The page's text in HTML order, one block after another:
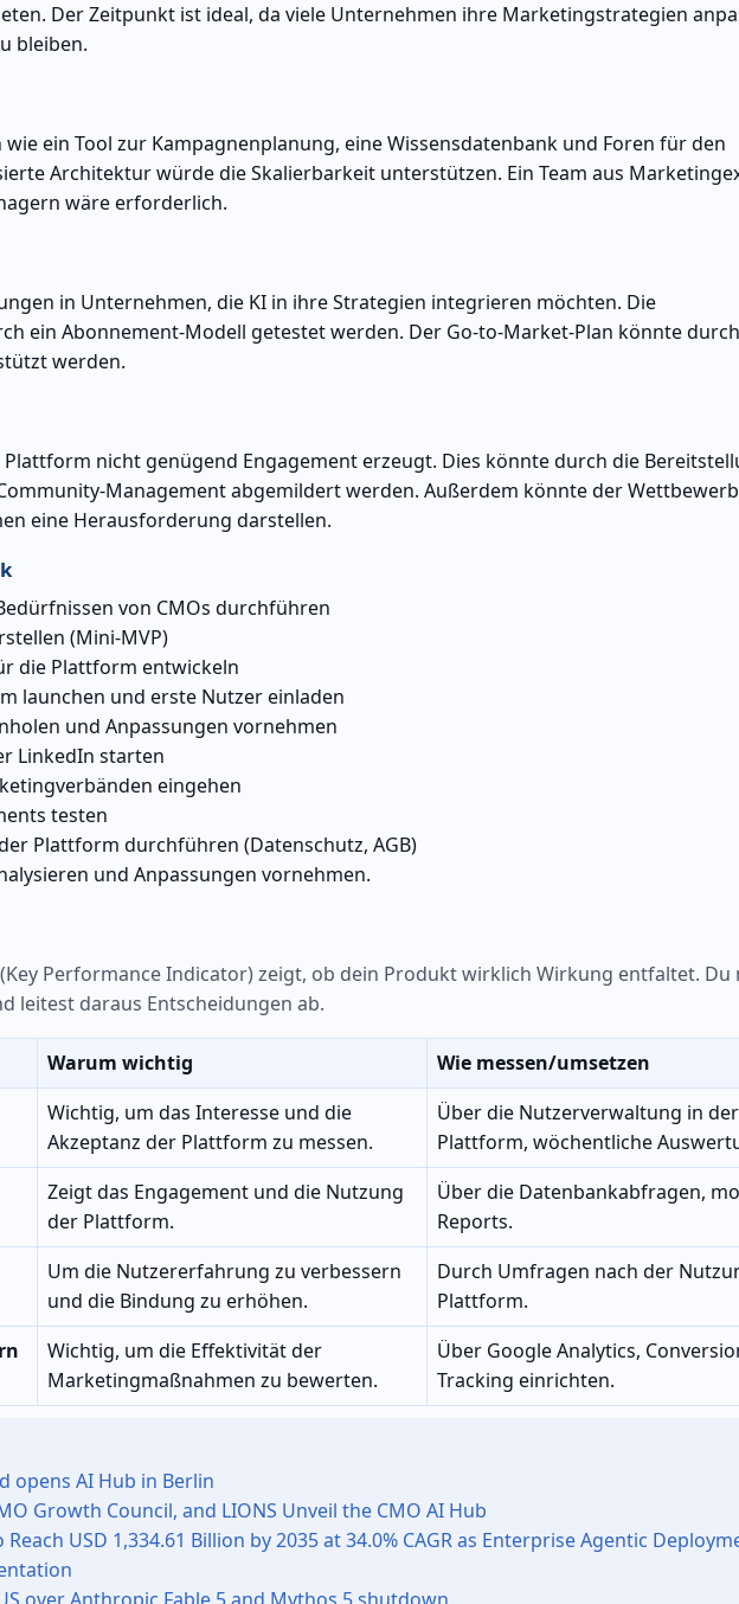
Der Zeitpunkt ist ideal, da viele Unternehmen ihre Marketingstrategien
bleiben.
ein Tool zur Kampagnenplanung, eine Wissensdatenbank und Foren für den
Architektur würde die Skalierbarkeit unterstützen. Ein Team aus
wäre erforderlich.
in Unternehmen, die KI in ihre Strategien integrieren möchten. Die
ein Abonnement-Modell getestet werden. Der Go-to-Market-Plan könnte durch
werden.
Plattform nicht genügend Engagement erzeugt. Dies könnte durch die
Management abgemildert werden. Außerdem könnte der
eine Herausforderung darstellen.
von CMOs durchführen
(Mini-MVP)
die Plattform entwickeln
launchen und erste Nutzer einladen
und Anpassungen vornehmen
LinkedIn starten
eingehen
testen
Plattform durchführen (Datenschutz, AGB)
und Anpassungen vornehmen.
Performance Indicator) zeigt, ob dein Produkt wirklich Wirkung entfaltet. Du
leitest daraus Entscheidungen ab.
Warum wichtig
Wie messen/umsetzen
Wichtig, um das Interesse und die
Akzeptanz der Plattform zu messen.
Über die Nutzerverwaltung in der
Plattform, wöchentliche
Zeigt das Engagement und die Nutzung
der Plattform.
Über die Datenbankabfragen,
Reports.
Um die Nutzererfahrung zu verbessern
und die Bindung zu erhöhen.
Durch Umfragen nach der
Plattform.
Wichtig, um die Effektivität der
Marketingmaßnahmen zu bewerten.
Über Google Analytics,
Tracking einrichten.
opens AI Hub in Berlin
Growth Council, and LIONS Unveil the CMO AI Hub
USD 1,334.61 Billion by 2035 at 34.0% CAGR as Enterprise Agentic